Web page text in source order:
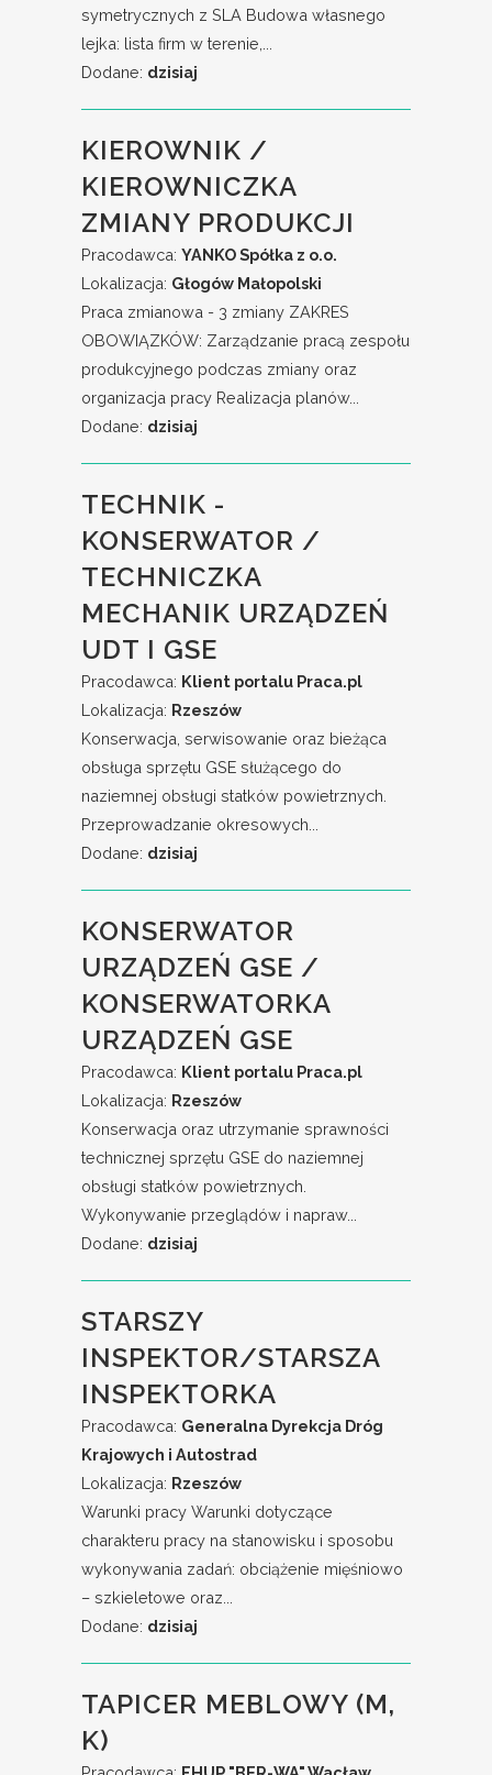
symetrycznych z SLA Budowa własnego
lejka: lista firm w terenie,...
Dodane: dzisiaj
KIEROWNIK /
KIEROWNICZKA
ZMIANY PRODUKCJI
Pracodawca: YANKO Spółka z o.o.
Lokalizacja: Głogów Małopolski
Praca zmianowa - 3 zmiany ZAKRES
OBOWIĄZKÓW: Zarządzanie pracą zespołu
produkcyjnego podczas zmiany oraz
organizacja pracy Realizacja planów...
Dodane: dzisiaj
TECHNIK -
KONSERWATOR /
TECHNICZKA
MECHANIK URZĄDZEŃ
UDT I GSE
Pracodawca: Klient portalu Praca.pl
Lokalizacja: Rzeszów
Konserwacja, serwisowanie oraz bieżąca
obsługa sprzętu GSE służącego do
naziemnej obsługi statków powietrznych.
Przeprowadzanie okresowych...
Dodane: dzisiaj
KONSERWATOR
URZĄDZEŃ GSE /
KONSERWATORKA
URZĄDZEŃ GSE
Pracodawca: Klient portalu Praca.pl
Lokalizacja: Rzeszów
Konserwacja oraz utrzymanie sprawności
technicznej sprzętu GSE do naziemnej
obsługi statków powietrznych.
Wykonywanie przeglądów i napraw...
Dodane: dzisiaj
STARSZY
INSPEKTOR/STARSZA
INSPEKTORKA
Pracodawca: Generalna Dyrekcja Dróg
Krajowych i Autostrad
Lokalizacja: Rzeszów
Warunki pracy Warunki dotyczące
charakteru pracy na stanowisku i sposobu
wykonywania zadań: obciążenie mięśniowo
– szkieletowe oraz...
Dodane: dzisiaj
TAPICER MEBLOWY (M,
K)